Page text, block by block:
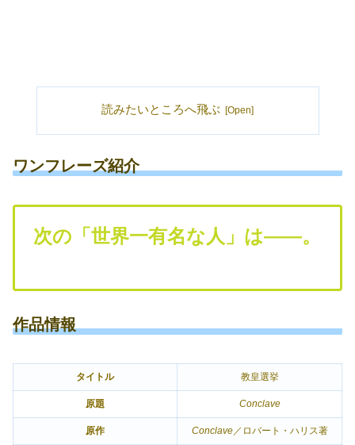
読みたいところへ飛ぶ
ワンフレーズ紹介
次の「世界一有名な人」は――。
作品情報
タイトル 教皇選挙
原題 Conclave
原作 Conclave／ロバート・ハリス著